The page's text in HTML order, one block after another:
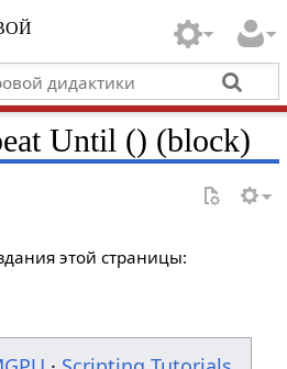
Until () (block)
этой страницы: